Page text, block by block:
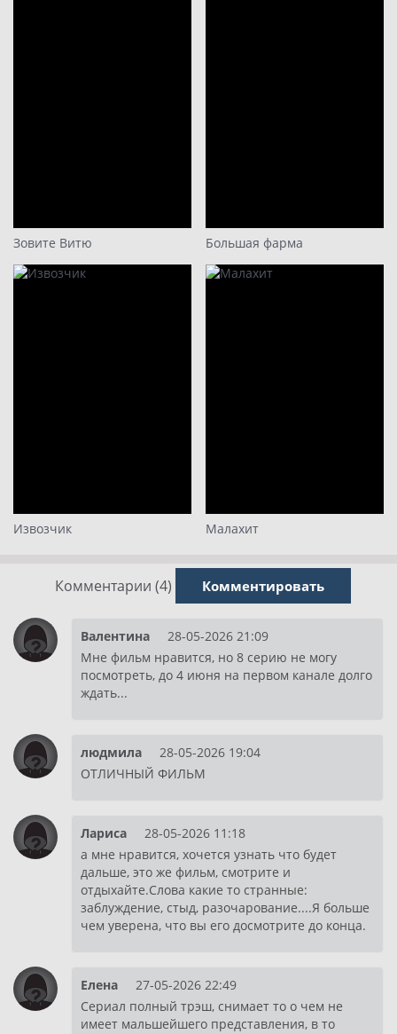
Зовите Витю Большая фарма
Извозчик Малахит
Комментарии (4) Комментировать
Валентина
28-05-2026 21:09
Мне фильм нравится, но 8 серию не могу
посмотреть, до 4 июня на первом канале долго
ждать...
людмила
28-05-2026 19:04
ОТЛИЧНЫЙ ФИЛЬМ
Лариса
28-05-2026 11:18
а мне нравится, хочется узнать что будет
дальше, это же фильм, смотрите и
отдыхайте.Слова какие то странные:
заблуждение, стыд, разочарование....Я больше
чем уверена, что вы его досмотрите до конца.
Елена
27-05-2026 22:49
Сериал полный трэш, снимает то о чем не
имеет мальшейшего представления, в то